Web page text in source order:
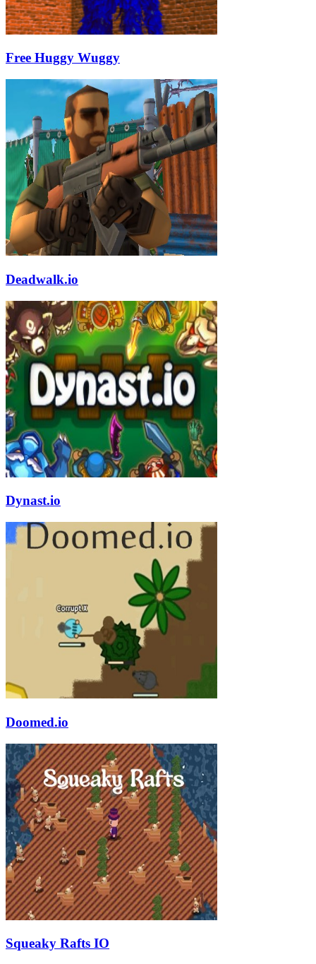
Free Huggy Wuggy
Deadwalk.io
Dynast.io
Doomed.io
Squeaky Rafts IO